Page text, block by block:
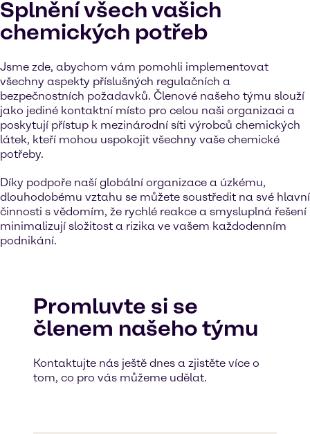
Splnění všech vašich
chemických potřeb
Jsme zde, abychom vám pomohli implementovat
všechny aspekty příslušných regulačních a
bezpečnostních požadavků. Členové našeho týmu slouží
jako jediné kontaktní místo pro celou naši organizaci a
poskytují přístup k mezinárodní síti výrobců chemických
látek, kteří mohou uspokojit všechny vaše chemické
potřeby.
Díky podpoře naší globální organizace a úzkému,
dlouhodobému vztahu se můžete soustředit na své hlavní
činnosti s vědomím, že rychlé reakce a smysluplná řešení
minimalizují složitost a rizika ve vašem každodenním
podnikání.
Promluvte si se
členem našeho týmu
Kontaktujte nás ještě dnes a zjistěte více o
tom, co pro vás můžeme udělat.